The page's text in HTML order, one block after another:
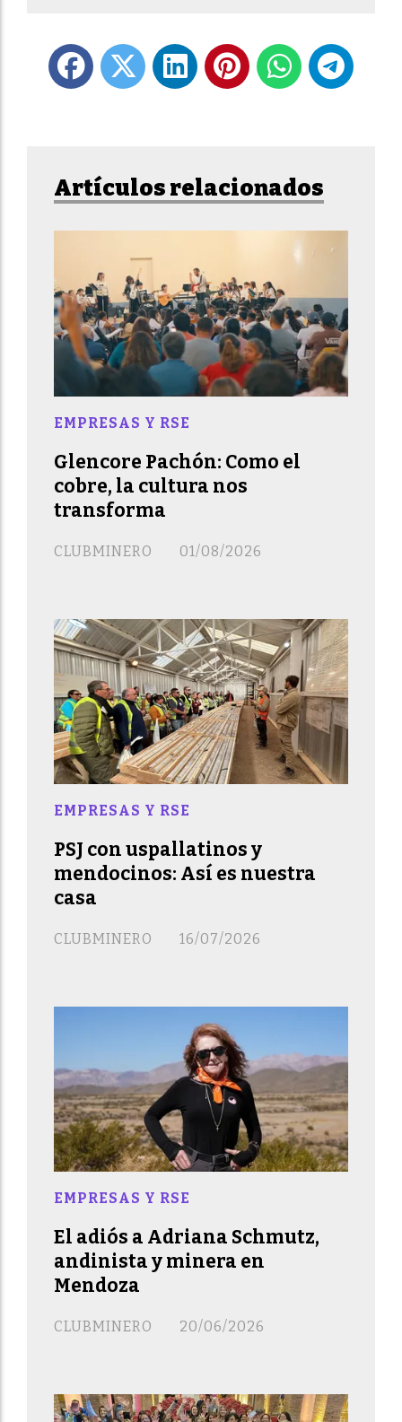
Artículos relacionados
Glencore Pachón: Como el
cobre, la cultura nos
transforma
CLUBMINERO
EMPRESAS Y RSE
01/08/2026
PSJ con uspallatinos y
mendocinos: Así es nuestra
casa
CLUBMINERO
EMPRESAS Y RSE
16/07/2026
El adiós a Adriana Schmutz,
andinista y minera en
Mendoza
CLUBMINERO
EMPRESAS Y RSE
20/06/2026